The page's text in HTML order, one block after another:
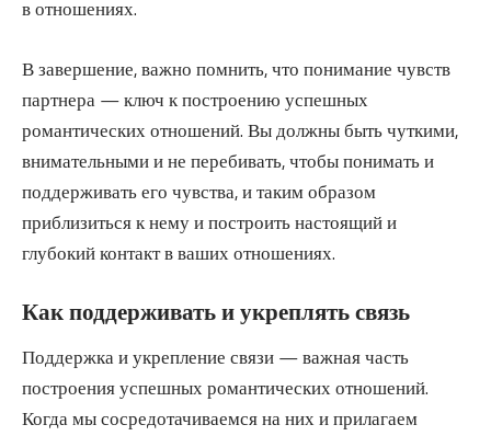
в отношениях.
В завершение, важно помнить, что понимание чувств
партнера — ключ к построению успешных
романтических отношений. Вы должны быть чуткими,
внимательными и не перебивать, чтобы понимать и
поддерживать его чувства, и таким образом
приблизиться к нему и построить настоящий и
глубокий контакт в ваших отношениях.
Как поддерживать и укреплять связь
Поддержка и укрепление связи — важная часть
построения успешных романтических отношений.
Когда мы сосредотачиваемся на них и прилагаем